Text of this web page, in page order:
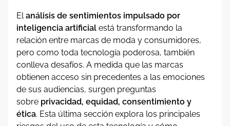
Elanálisis de sentimientos impulsado por
inteligencia artificial está transformando la
relación entre marcas de moda y consumidores,
pero como toda tecnología poderosa, también
conlleva desafíos. A medida que las marcas
obtienen acceso sin precedentes a las emociones
de sus audiencias, surgen preguntas
sobre privacidad, equidad, consentimiento y
ética. Esta última sección explora los principales